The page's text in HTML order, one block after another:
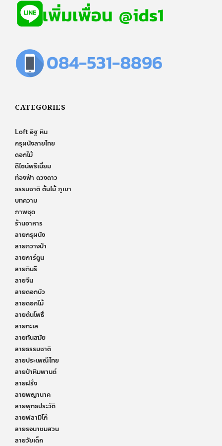
CATEGORIES
Loft อิฐ หิน
กรุผนังลายไทย
ดอกไม้
ดีไซน์พรีเมี่ยม
ท้องฟ้า ดวงดาว
ธรรมชาติ ต้นไม้ ภูเขา
บทความ
ภาพชุด
ร้านอาหาร
ลายกรุผนัง
ลายกวางป่า
ลายการ์ตูน
ลายกินรี
ลายจีน
ลายดอกบัว
ลายดอกไม้
ลายต้นโพธิ์
ลายทะเล
ลายทันสมัย
ลายธรรมชาติ
ลายประเพณีไทย
ลายป่าหิมพานต์
ลายฝรั่ง
ลายพญานาค
ลายพุทธประวัติ
ลายฟลามิโก้
ลายรจนาชมสวน
ลายวัยเด็ก